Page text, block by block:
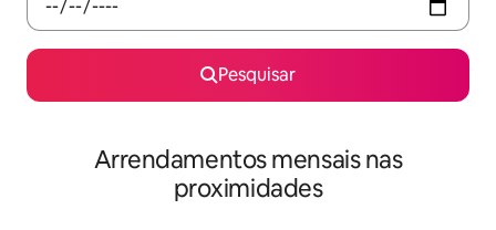
Pesquisar
Arrendamentos mensais nas
proximidades